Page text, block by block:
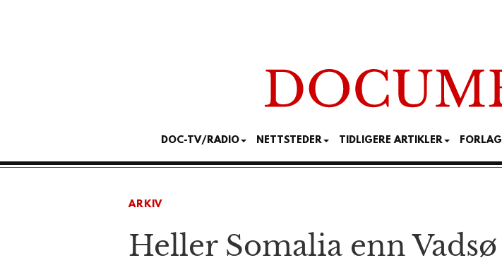
DOC-TV/RADIO NETTSTEDER TIDLIGERE ARTIKLER FORLAG
ARKIV
Heller Somalia enn Vadsø